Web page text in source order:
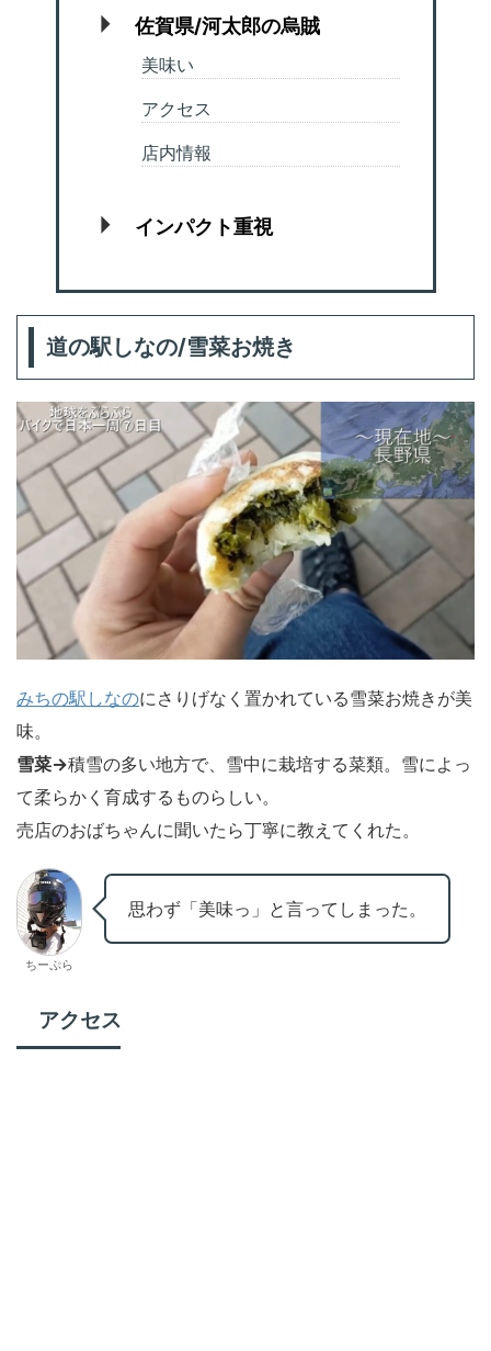
佐賀県/河太郎の烏賊
美味い
アクセス
店内情報
インパクト重視
道の駅しなの/雪菜お焼き
みちの駅しなのにさりげなく置かれている雪菜お焼きが美
味。
雪菜→積雪の多い地方で、雪中に栽培する菜類。雪によっ
て柔らかく育成するものらしい。
売店のおばちゃんに聞いたら丁寧に教えてくれた。
ちーぷら
思わず「美味っ」と言ってしまった。
アクセス